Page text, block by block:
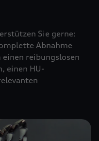
Sie gerne:
Abnahme
reibungslosen
einen HU-